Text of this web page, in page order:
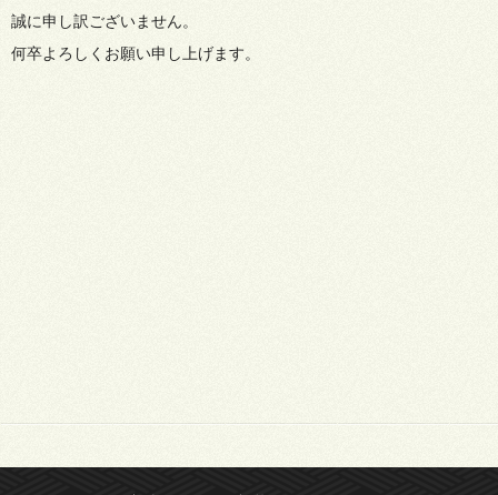
誠に申し訳ございません。
何卒よろしくお願い申し上げます。